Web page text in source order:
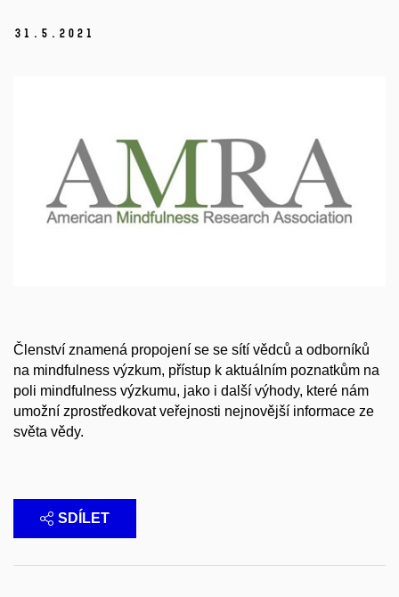
31. 5. 2021
Členství znamená propojení se se sítí vědců a odborníků
na mindfulness výzkum, přístup k aktuálním poznatkům na
poli mindfulness výzkumu, jako i další výhody, které nám
umožní zprostředkovat veřejnosti nejnovější informace ze
světa vědy.
SDÍLET